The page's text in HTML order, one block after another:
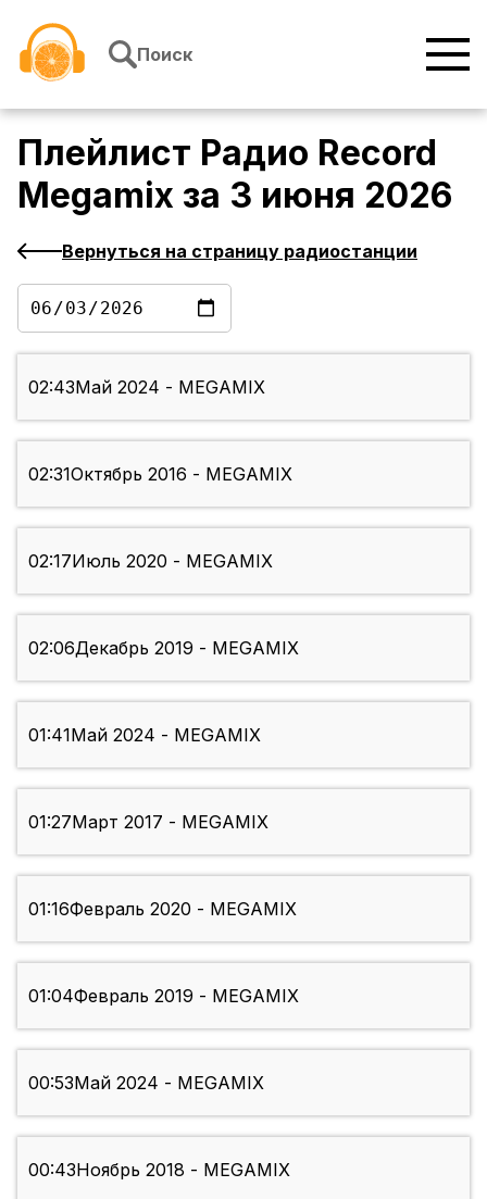
Поиск
Плейлист Радио Record
Megamix за 3 июня 2026
Вернуться на страницу радиостанции
02:43Май 2024 - MEGAMIX
02:31Октябрь 2016 - MEGAMIX
02:17Июль 2020 - MEGAMIX
02:06Декабрь 2019 - MEGAMIX
01:41Май 2024 - MEGAMIX
01:27Март 2017 - MEGAMIX
01:16Февраль 2020 - MEGAMIX
01:04Февраль 2019 - MEGAMIX
00:53Май 2024 - MEGAMIX
00:43Ноябрь 2018 - MEGAMIX